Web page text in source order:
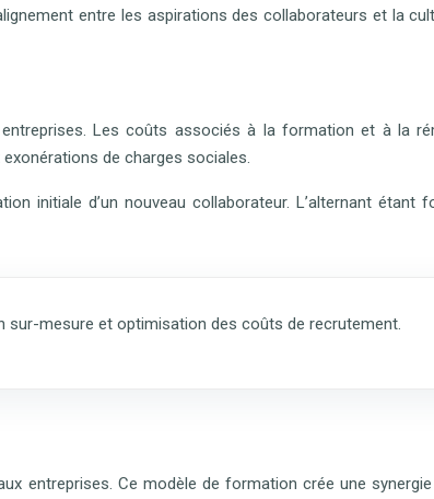
entre les aspirations des collaborateurs et la
Les coûts associés à la formation et à la
de charges sociales.
initiale d’un nouveau collaborateur. L’alternant étant
sur-mesure et optimisation des coûts de recrutement.
entreprises. Ce modèle de formation crée une